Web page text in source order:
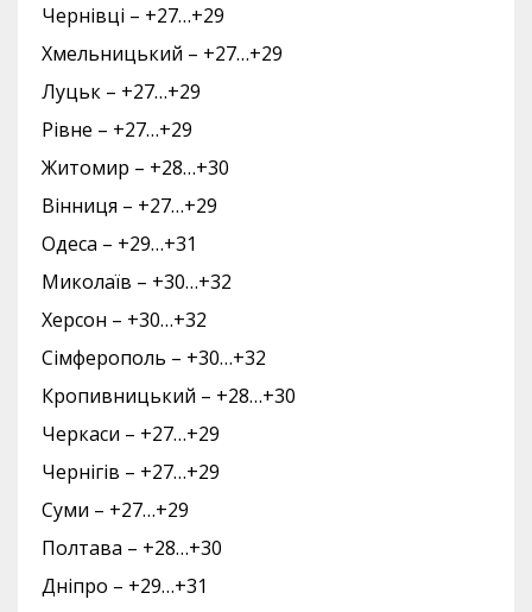
Чернівці – +27…+29
Хмельницький – +27…+29
Луцьк – +27…+29
Рівне – +27…+29
Житомир – +28…+30
Вінниця – +27…+29
Одеса – +29…+31
Миколаїв – +30…+32
Херсон – +30…+32
Сімферополь – +30…+32
Кропивницький – +28…+30
Черкаси – +27…+29
Чернігів – +27…+29
Суми – +27…+29
Полтава – +28…+30
Дніпро – +29…+31